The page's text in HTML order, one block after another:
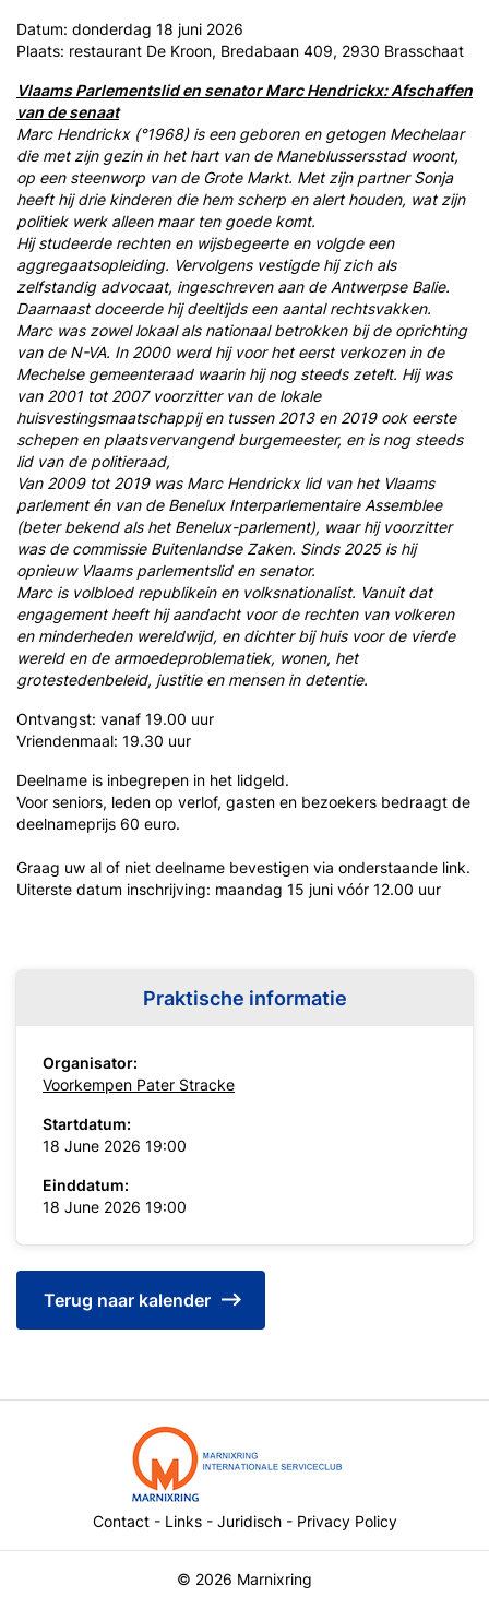
Datum: donderdag 18 juni 2026
Plaats: restaurant De Kroon, Bredabaan 409, 2930 Brasschaat
Vlaams Parlementslid en senator Marc Hendrickx: Afschaffen
van de senaat
Marc Hendrickx (°1968) is een geboren en getogen Mechelaar
die met zijn gezin in het hart van de Maneblussersstad woont,
op een steenworp van de Grote Markt. Met zijn partner Sonja
heeft hij drie kinderen die hem scherp en alert houden, wat zijn
politiek werk alleen maar ten goede komt.
Hij studeerde rechten en wijsbegeerte en volgde een
aggregaatsopleiding. Vervolgens vestigde hij zich als
zelfstandig advocaat, ingeschreven aan de Antwerpse Balie.
Daarnaast doceerde hij deeltijds een aantal rechtsvakken.
Marc was zowel lokaal als nationaal betrokken bij de oprichting
van de N-VA. In 2000 werd hij voor het eerst verkozen in de
Mechelse gemeenteraad waarin hij nog steeds zetelt. Hij was
van 2001 tot 2007 voorzitter van de lokale
huisvestingsmaatschappij en tussen 2013 en 2019 ook eerste
schepen en plaatsvervangend burgemeester, en is nog steeds
lid van de politieraad,
Van 2009 tot 2019 was Marc Hendrickx lid van het Vlaams
parlement én van de Benelux Interparlementaire Assemblee
(beter bekend als het Benelux-parlement), waar hij voorzitter
was de commissie Buitenlandse Zaken. Sinds 2025 is hij
opnieuw Vlaams parlementslid en senator.
Marc is volbloed republikein en volksnationalist. Vanuit dat
engagement heeft hij aandacht voor de rechten van volkeren
en minderheden wereldwijd, en dichter bij huis voor de vierde
wereld en de armoedeproblematiek, wonen, het
grotestedenbeleid, justitie en mensen in detentie.
Ontvangst: vanaf 19.00 uur
Vriendenmaal: 19.30 uur
Deelname is inbegrepen in het lidgeld.
Voor seniors, leden op verlof, gasten en bezoekers bedraagt de
deelnameprijs 60 euro.
Graag uw al of niet deelname bevestigen via onderstaande link.
Uiterste datum inschrijving: maandag 15 juni vóór 12.00 uur
Praktische informatie
Organisator:
Voorkempen Pater Stracke
Startdatum:
18 June 2026 19:00
Einddatum:
18 June 2026 19:00
Terug naar kalender
Contact- Links- Juridisch- Privacy Policy
© 2026 Marnixring